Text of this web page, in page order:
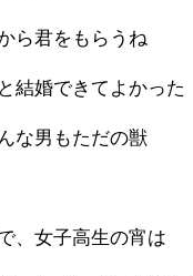
ら君をもらうね
結婚できてよかった
な男もただの獣
、女子高生の宵は